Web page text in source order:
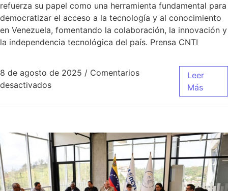
refuerza su papel como una herramienta fundamental para
democratizar el acceso a la tecnología y al conocimiento
en Venezuela, fomentando la colaboración, la innovación y
la independencia tecnológica del país. Prensa CNTI
8 de agosto de 2025 / Comentarios
desactivados
Leer
Más